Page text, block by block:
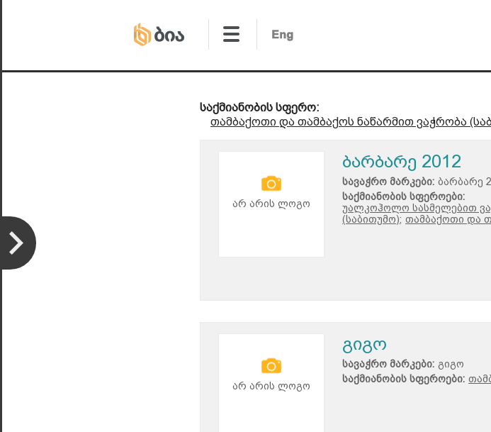
საქმიანობის სფერო:
თამბაქოთი და თამბაქოს ნაწარმით ვაჭრობა
არ არის ლოგო
ბარბარე 2012
სავაჭრო მარკები: ბარბარე
საქმიანობის სფეროები:
უალკოჰოლო სასმელებით
(საბითუმო); თამბაქოთი და
არ არის ლოგო
გიგო
სავაჭრო მარკები: გიგო
საქმიანობის სფეროები: